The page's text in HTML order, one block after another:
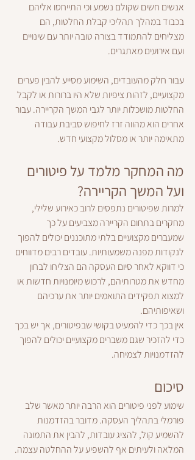
אנשים חשים שקולם נשמע וכי התייחסו אליהם
בכבוד במהלך תהליכי קבלת החלטות, הם
מצליחים להתמודד בצורה טובה יותר עם שינויים
ועם אירועים מאתגרים.
עבור חלק מהעובדים, השימוע מסייע להבין פערים
מקצועיים, לזהות ציפיות שלא היו ברורות או לקבל
החלטות מושכלות יותר לגבי המשך הקריירה. עבור
אחרים הוא מהווה זרז לחיפוש סביבת עבודה
מתאימה יותר או מסלול מקצועי חדש.
מה המחקר מלמד על פיטורים
ועל המשך הקריירה?
למרות שפיטורים נתפסים לרוב כאירוע שלילי,
מחקרים בתחום הקריירה מצביעים על כך
שמעברים מקצועיים בלתי מתוכננים יכולים להפוך
לנקודות מפנה משמעותיות. עובדים רבים מדווחים
כי דווקא לאחר סיום העסקה הם הצליחו לבחון
מחדש את מטרותיהם, לרכוש מיומנויות חדשות או
למצוא תפקידים התואמים יותר את ערכיהם
ושאיפותיהם.
אין בכך כדי להמעיט בקושי שבפיטורים, אך יש בכך
כדי להזכיר שגם משברים מקצועיים יכולים להפוך
להזדמנויות לצמיחה.
סיכום
שימוע לפני פיטורים הוא הרבה יותר מאשר שלב
פורמלי בתהליך העסקה. מדובר בהזדמנות
להשמיע קול, להציג עובדות, להבין את התמונה
המלאה ולעיתים אף להשפיע על ההחלטה עצמה.